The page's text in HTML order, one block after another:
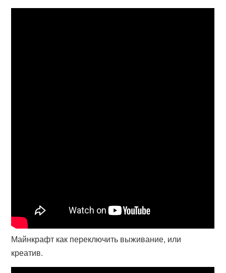
Майнкрафт как переключить выживание, или
креатив.